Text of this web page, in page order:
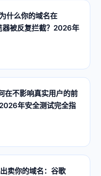
什么你的域名在
被反复拦截？2026年
在不影响真实用户的前
年安全测试完全指
卖你的域名：谷歌